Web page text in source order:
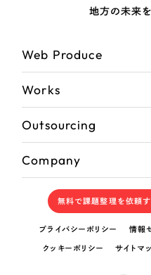
地方の未来を
Web Produce
Works
Outsourcing
Company
無料で課題整理を依頼す
プライバシーポリシー 情報
クッキーポリシー サイトマ